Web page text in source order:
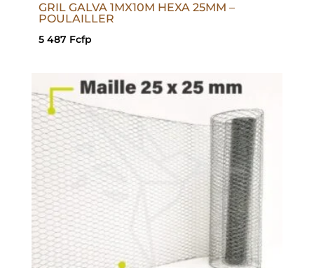
GRIL GALVA 1MX10M HEXA 25MM –
POULAILLER
5 487 Fcfp